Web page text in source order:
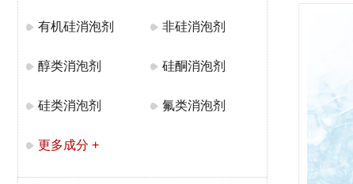
有机硅消泡剂 非硅消泡剂
醇类消泡剂 硅酮消泡剂
硅类消泡剂 氟类消泡剂
更多成分 +